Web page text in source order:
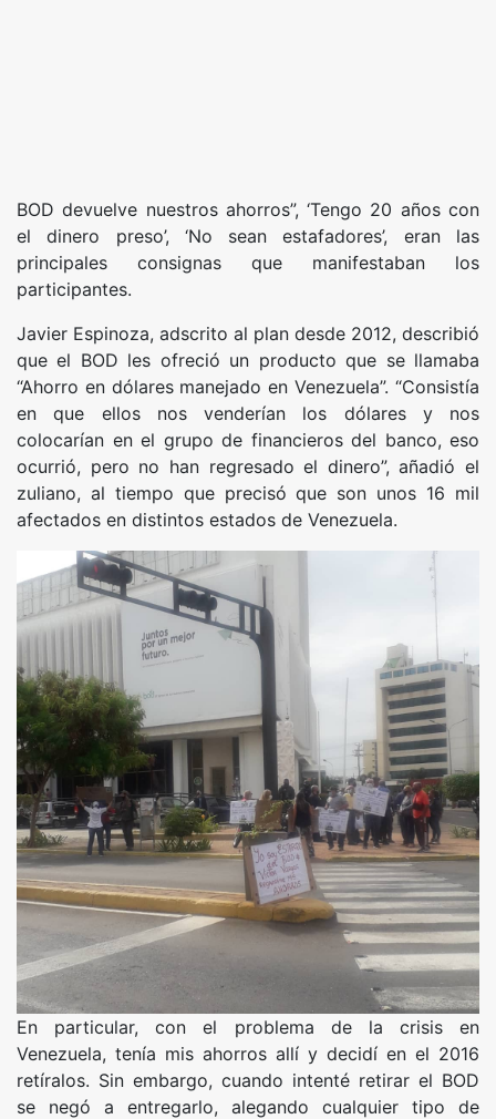
BOD devuelve nuestros ahorros”, ‘Tengo 20 años con
el dinero preso’, ‘No sean estafadores’, eran las
principales consignas que manifestaban los
participantes.
Javier Espinoza, adscrito al plan desde 2012, describió
que el BOD les ofreció un producto que se llamaba
“Ahorro en dólares manejado en Venezuela”. “Consistía
en que ellos nos venderían los dólares y nos
colocarían en el grupo de financieros del banco, eso
ocurrió, pero no han regresado el dinero”, añadió el
zuliano, al tiempo que precisó que son unos 16 mil
afectados en distintos estados de Venezuela.
En particular, con el problema de la crisis en
Venezuela, tenía mis ahorros allí y decidí en el 2016
retíralos. Sin embargo, cuando intenté retirar el BOD
se negó a entregarlo, alegando cualquier tipo de